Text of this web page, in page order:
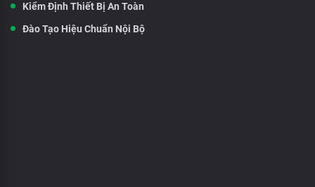
Kiểm Định Thiết Bị An Toàn
Đào Tạo Hiệu Chuẩn Nội Bộ